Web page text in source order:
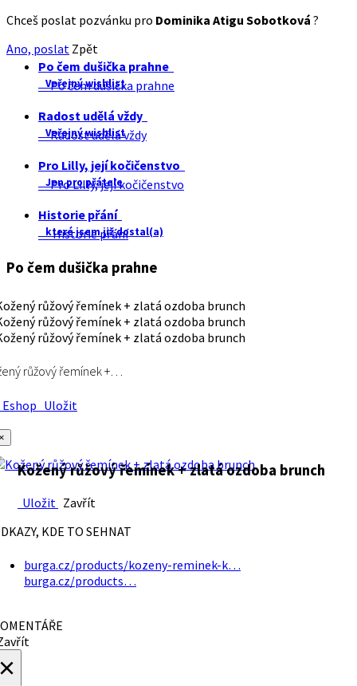
Chceš poslat pozvánku pro Dominika Atigu Sobotková ?
Ano, poslat Zpět
Po čem dušička prahne
Veřejný wishlist
Po čem dušička prahne
Radost udělá vždy
Veřejný wishlist
Radost udělá vždy
Pro Lilly, její kočičenstvo
Jen pro přátele
Pro Lilly, její kočičenstvo
Historie přání
které jsem již dostal(a)
Historie přání
Po čem dušička prahne
růžový řemínek +…
Uložit
Kožený růžový řemínek + zlatá ozdoba brunch
Uložit Zavřít
KDE TO SEHNAT
burga.cz/products/kozeny-reminek-k…
burga.cz/products…